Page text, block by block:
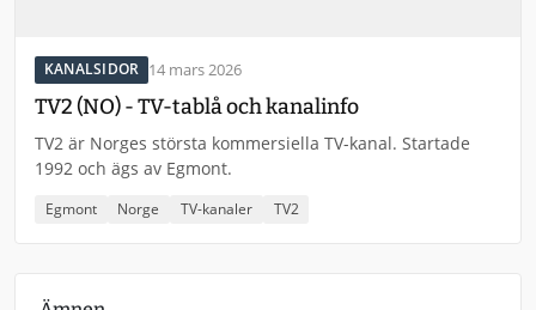
KANALSIDOR 14 mars 2026
TV2 (NO) - TV-tablå och kanalinfo
TV2 är Norges största kommersiella TV-kanal. Startade
1992 och ägs av Egmont.
Egmont Norge TV-kanaler TV2